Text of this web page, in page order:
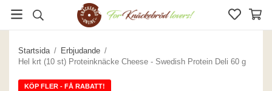
Startsida / Erbjudande /
Hel krt (10 st) Proteinknäcke Cheese - Swedish Protein Deli 60 g
KÖP FLER - FÅ RABATT!